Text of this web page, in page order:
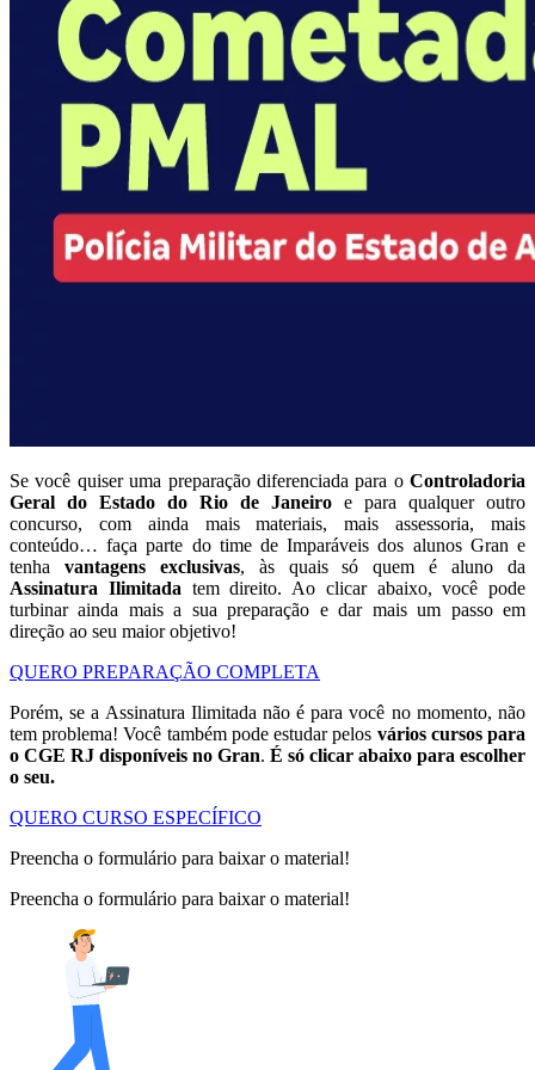
Se você quiser uma preparação diferenciada para oControladoria
Geral do Estado do Rio de Janeiro e para qualquer outro
concurso, com ainda mais materiais, mais assessoria, mais
conteúdo… faça parte do time de Imparáveis dos alunos Gran e
tenha vantagens exclusivas, às quais só quem é aluno da
Assinatura Ilimitadatem direito. Ao clicar abaixo, você pode
turbinar ainda mais a sua preparação e dar mais um passo em
direção ao seu maior objetivo!
QUERO PREPARAÇÃO COMPLETA
Porém, se a Assinatura Ilimitada não é para você no momento, não
tem problema! Você também pode estudar pelos vários cursos para
o CGE RJ disponíveis no Gran. É só clicar abaixo para escolher
o seu.
QUERO CURSO ESPECÍFICO
Preencha o formulário para baixar o material!
Preencha o formulário para baixar o material!